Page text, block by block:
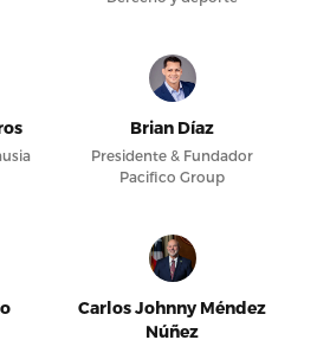
Brian Díaz
Presidente & Fundador
Pacifico Group
Carlos Johnny Méndez
Núñez